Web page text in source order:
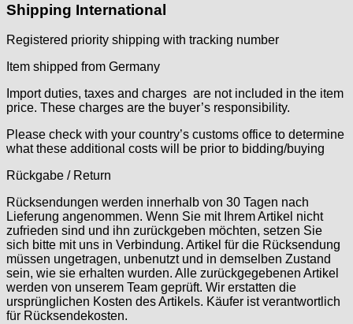
Shipping International
Registered priority shipping with tracking number
Item shipped from Germany
Import duties, taxes and charges are not included in the item
price. These charges are the buyer’s responsibility.
Please check with your country’s customs office to determine
what these additional costs will be prior to bidding/buying
Rückgabe / Return
Rücksendungen werden innerhalb von 30 Tagen nach
Lieferung angenommen. Wenn Sie mit Ihrem Artikel nicht
zufrieden sind und ihn zurückgeben möchten, setzen Sie
sich bitte mit uns in Verbindung. Artikel für die Rücksendung
müssen ungetragen, unbenutzt und in demselben Zustand
sein, wie sie erhalten wurden. Alle zurückgegebenen Artikel
werden von unserem Team geprüft. Wir erstatten die
ursprünglichen Kosten des Artikels. Käufer ist verantwortlich
für Rücksendekosten.